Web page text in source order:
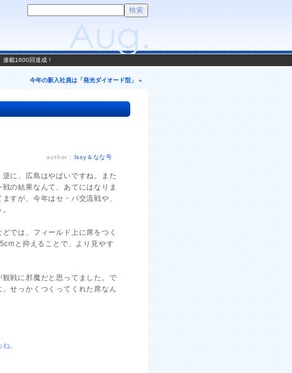
連載1600回達成！
今年の新入社員は「発光ダイオード型」 »
author : Issy＆なな号
に、広島はやばいですね。また
の結果なんて、あてにはなりま
すが、今年はセ・パ交流戦や、
では、フィールド上に席をつく
と抑えることで、より見やす
戦に邪魔だと思ってました。で
せっかくつくってくれた席なん
。